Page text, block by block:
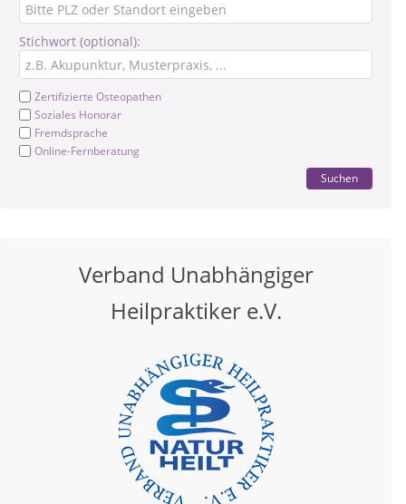
Stichwort (optional):
Zertifizierte Osteopathen
Soziales Honorar
Fremdsprache
Online-Fernberatung
Suchen
Verband Unabhängiger
Heilpraktiker e.V.